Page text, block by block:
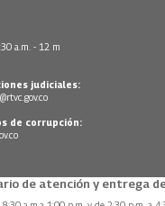
a.m. - 12 m
judiciales:
de corrupción:
de atención y entrega